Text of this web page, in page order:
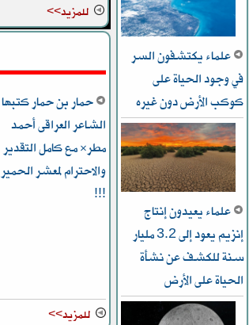
علماء يكتشفون السر
في وجود الحياة على
كوكب الأرض دون غيره
علماء يعيدون إنتاج
إنزيم يعود إلى 3.2 مليار
سنة للكشف عن نشأة
الحياة على الأرض
للمزيد>>
حمار بن حمار كتبها
الشاعر العراقى أحمد
مطر* مع كامل التقدير
والاحترام لمعشر الحمير
!!!
للمزيد>>